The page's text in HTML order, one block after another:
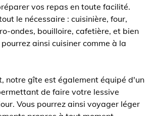
vos repas en toute facilité.
le nécessaire : cuisinière, four,
ondes, bouilloire, cafetière, et bien
ainsi cuisiner comme à la
notre gîte est également équipé d'un
de faire votre lessive
Vous pourrez ainsi voyager léger